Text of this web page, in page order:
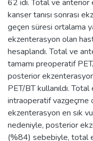
62 idi. Total ve anterior
kanser tanısı sonrası
geçen süresi ortalama
ekzenterasyon olan
hesaplandı. Total ve
tamamı preoperatif
posterior
PET/BT kullanıldı.
intraoperatif vazgeçme
ekzenterasyon en sık
nedeniyle, posterior
(%84) sebebiyle, total